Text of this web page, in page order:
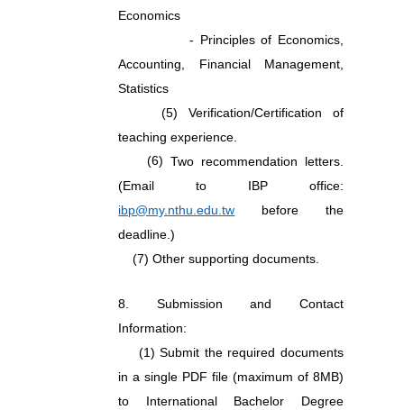
Economics
- Principles of Economics,
Accounting, Financial Management,
Statistics
(5) Verification/Certification of
teaching experience.
(6) Two recommendation letters.
(Email to IBP office:
ibp@my.nthu.edu.tw before the
deadline.)
(7)Other supporting documents.
8. Submission and Contact
Information:
(1) Submit the required documents
in a single PDF file (maximum of 8MB)
to International Bachelor Degree